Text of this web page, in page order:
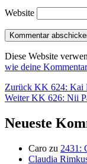
Website
Diese Website
wie deine
Zurück Vorheriger
Beitrag:
KK 624: Kai
Weiter Nächster
KK 626: Nii
Neueste
Caro zu 2431:
Claudia